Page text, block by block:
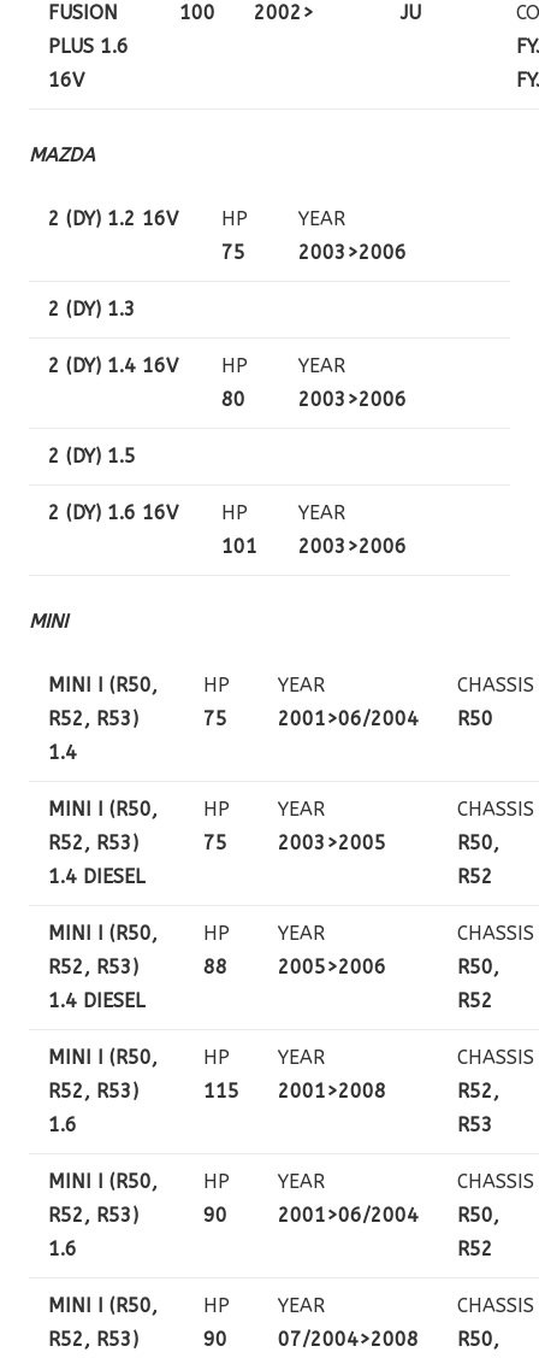
FUSION
PLUS 1.6
16V
100
2002>
JU
MAZDA
2 (DY) 1.2 16V
HP
75
YEAR
2003>2006
2 (DY) 1.3
2 (DY) 1.4 16V
HP
80
YEAR
2003>2006
2 (DY) 1.5
2 (DY) 1.6 16V
HP
101
YEAR
2003>2006
MINI
MINI I (R50,
R52, R53)
1.4
HP
75
YEAR
2001>06/2004
CHASSIS
R50
MINI I (R50,
R52, R53)
1.4 DIESEL
HP
75
YEAR
2003>2005
CHASSIS
R50,
R52
MINI I (R50,
R52, R53)
1.4 DIESEL
HP
88
YEAR
2005>2006
CHASSIS
R50,
R52
MINI I (R50,
R52, R53)
1.6
HP
115
YEAR
2001>2008
CHASSIS
R52,
R53
MINI I (R50,
R52, R53)
1.6
HP
90
YEAR
2001>06/2004
CHASSIS
R50,
R52
MINI I (R50,
R52, R53)
HP
90
YEAR
07/2004>2008
CHASSIS
R50,